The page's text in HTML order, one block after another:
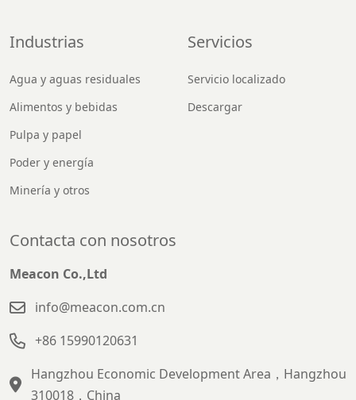
Industrias
Agua y aguas residuales
Alimentos y bebidas
Pulpa y papel
Poder y energía
Minería y otros
Servicios
Servicio localizado
Descargar
Contacta con nosotros
Meacon Co.,Ltd
info@meacon.com.cn
+86 15990120631
Hangzhou Economic Development Area，Hangzhou
310018，China